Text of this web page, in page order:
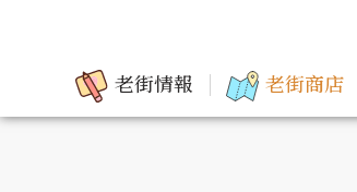
老街情報 老街商店